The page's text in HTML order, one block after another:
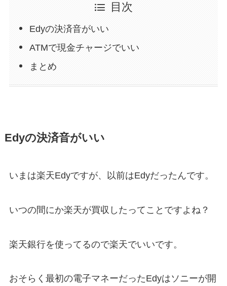
目次
Edyの決済音がいい
ATMで現金チャージでいい
まとめ
Edyの決済音がいい
いまは楽天Edyですが、以前はEdyだったんです。
いつの間にか楽天が買収したってことですよね？
楽天銀行を使ってるので楽天でいいです。
おそらく最初の電子マネーだったEdyはソニーが開